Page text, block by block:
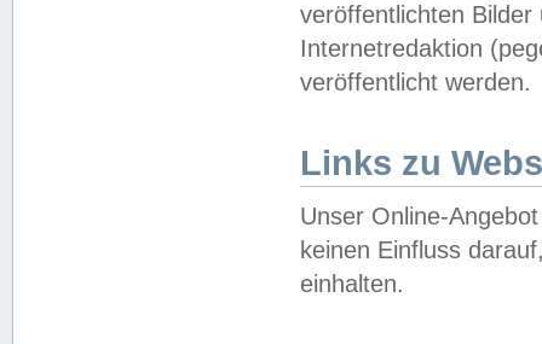
veröffentlichten
Internetredaktion
veröffentlicht werden.
Links zu
Unser Online-
keinen Einfluss
einhalten.